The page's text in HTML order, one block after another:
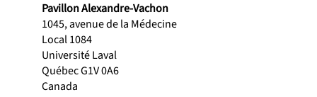
Pavillon Alexandre-Vachon
1045, avenue de la Médecine
Local 1084
Université Laval
Québec G1V 0A6
Canada